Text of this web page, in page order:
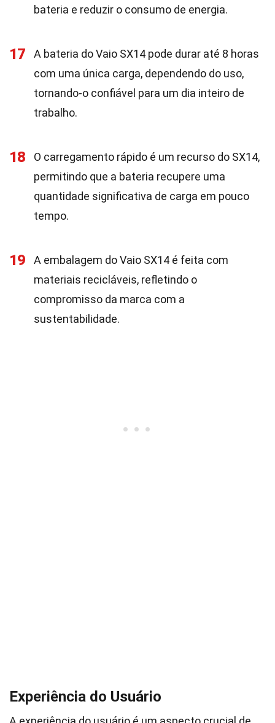
bateria e reduzir o consumo de energia.
17
A bateria do Vaio SX14 pode durar até 8 horas
com uma única carga, dependendo do uso,
tornando-o confiável para um dia inteiro de
trabalho.
18
O carregamento rápido é um recurso do SX14,
permitindo que a bateria recupere uma
quantidade significativa de carga em pouco
tempo.
19
A embalagem do Vaio SX14 é feita com
materiais recicláveis, refletindo o
compromisso da marca com a
sustentabilidade.
Experiência do Usuário